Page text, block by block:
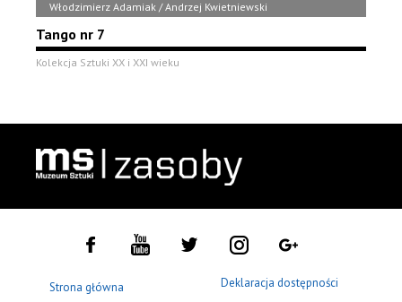
Włodzimierz Adamiak / Andrzej Kwietniewski
Tango nr 7
Kolekcja Sztuki XX i XXI wieku
Strona główna Deklaracja dostępności